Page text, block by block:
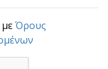
Όρους